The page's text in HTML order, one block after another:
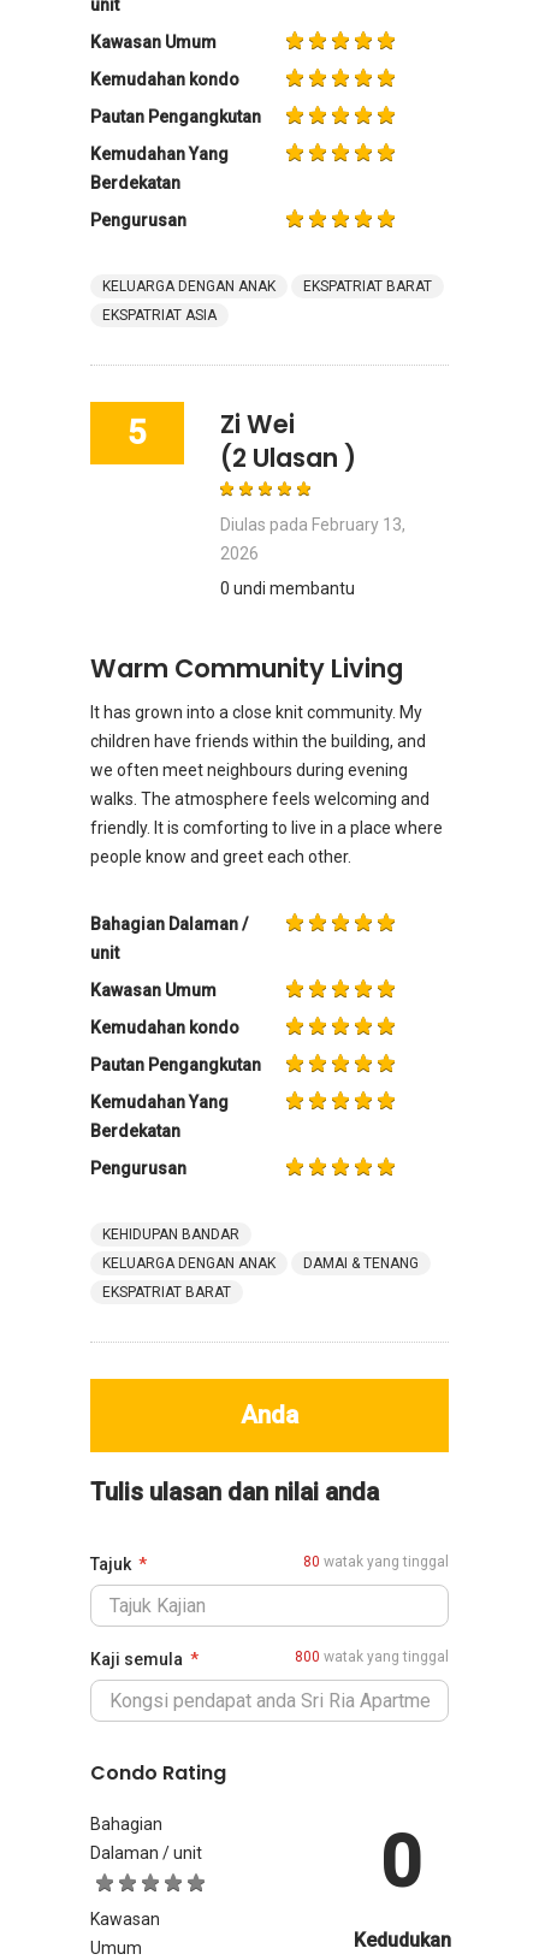
unit
Kawasan Umum
Kemudahan kondo
Pautan Pengangkutan
Kemudahan Yang
Berdekatan
Pengurusan
KELUARGA DENGAN ANAK
EKSPATRIAT BARAT
EKSPATRIAT ASIA
5
Zi Wei
(2 Ulasan )
Diulas pada February 13,
2026
0 undi membantu
Warm Community Living
It has grown into a close knit community. My
children have friends within the building, and
we often meet neighbours during evening
walks. The atmosphere feels welcoming and
friendly. It is comforting to live in a place where
people know and greet each other.
Bahagian Dalaman /
unit
Kawasan Umum
Kemudahan kondo
Pautan Pengangkutan
Kemudahan Yang
Berdekatan
Pengurusan
KEHIDUPAN BANDAR
KELUARGA DENGAN ANAK
DAMAI & TENANG
EKSPATRIAT BARAT
Anda
Tulis ulasan dan nilai anda
Tajuk 80 watak yang tinggal
Kaji semula 800 watak yang tinggal
Condo Rating
Bahagian
Dalaman / unit
Kawasan
Umum
0
Kedudukan